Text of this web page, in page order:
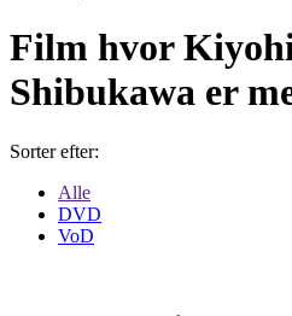
Film hvor
Shibukawa er
Sorter efter:
Alle
DVD
VoD